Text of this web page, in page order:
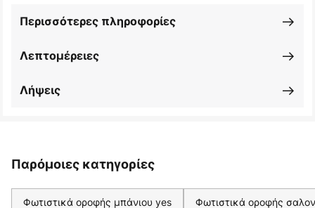
Λεπτομέρειες
Περισσότερες πληροφορίες
Λήψεις
Παρόμοιες κατηγορίες
Φωτιστικά οροφής μπάνιου yes Φωτιστικά οροφής